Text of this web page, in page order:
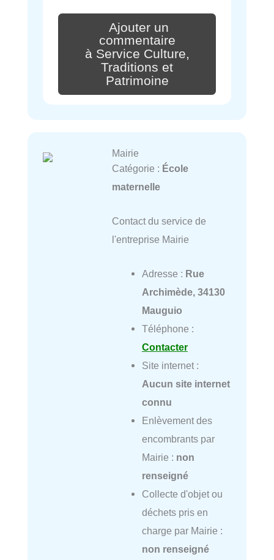
Ajouter un
commentaire
à Service Culture,
Traditions et
Patrimoine
Mairie
Catégorie : École
maternelle
Contact du service de
l'entreprise Mairie
Adresse : Rue
Archimède, 34130
Mauguio
Téléphone :
Contacter
Site internet :
Aucun site internet
connu
Enlèvement des
encombrants par
Mairie : non
renseigné
Collecte d'objet ou
déchets pris en
charge par Mairie :
non renseigné